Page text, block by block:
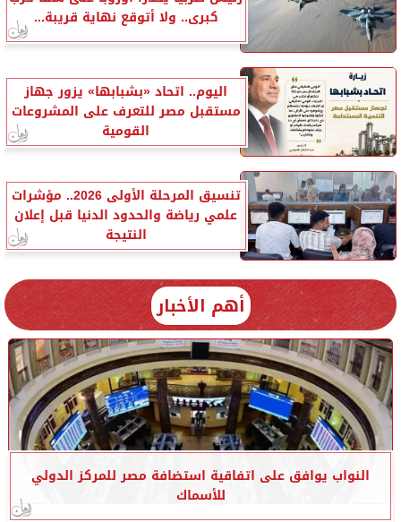
كبرى.. ولا أتوقع نهاية قريبة...
اليوم.. اتحاد «بشبابها» يزور جهاز
مستقبل مصر للتعرف على المشروعات
القومية
تنسيق المرحلة الأولى 2026.. مؤشرات
علمي رياضة والحدود الدنيا قبل إعلان
النتيجة
أهم الأخبار
النواب يوافق على اتفاقية استضافة مصر للمركز الدولي
للأسماك